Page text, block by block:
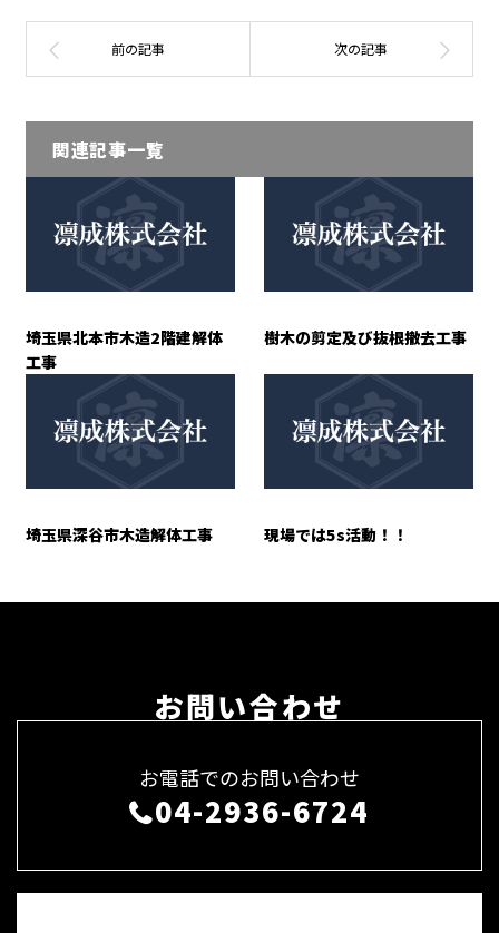
関連記事一覧
埼玉県北本市木造2階建解体
工事
樹木の剪定及び抜根撤去工事
埼玉県深谷市木造解体工事 現場では5s活動！！
お問い合わせ
お電話でのお問い合わせ
04-2936-6724